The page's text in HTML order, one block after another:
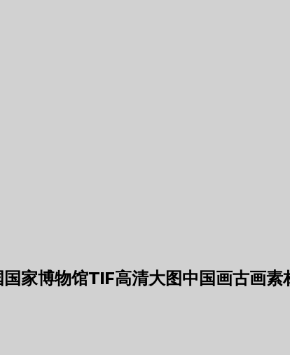
家博物馆TIF高清大图中国画古画素